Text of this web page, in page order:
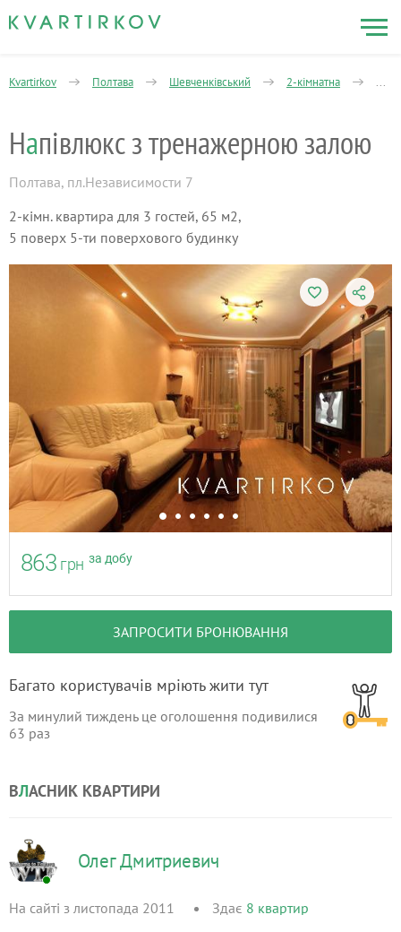
Kvartirkov Полтава Шевченківський 2-кімнатна
Напівлюкс з тренажерною залою
Полтава, пл.Независимости 7
2-кімн. квартира для 3 гостей, 65 м2,
5 поверх 5-ти поверхового будинку
863 грн за добу
ЗАПРОСИТИ БРОНЮВАННЯ
Багато користувачів мріють жити тут
За минулий тиждень це оголошення подивилися
63 раз
ВЛАСНИК КВАРТИРИ
Олег Дмитриевич
На сайті з листопада 2011 Здає 8 квартир